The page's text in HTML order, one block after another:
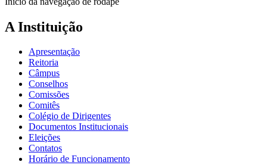
A Instituição
Apresentação
Reitoria
Câmpus
Conselhos
Comissões
Comitês
Colégio de Dirigentes
Documentos Institucionais
Eleições
Contatos
Horário de Funcionamento